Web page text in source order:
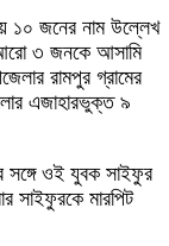
১০ জনের নাম উল্লেখ
আরো ৩ জনকে আসামি
রামপুর গ্রামের
এজাহারভুক্ত ৯
সঙ্গে ওই যুবক সাইফুর
সাইফুরকে মারপিট